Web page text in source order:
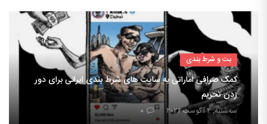
بت و شرط بندی
کمک صرافی اماراتی به سایت های شرط بندی ایرانی برای دور
زدن تحریم
سه‌شنبه, ۴ آگوست ۲۰۲۶ ۰